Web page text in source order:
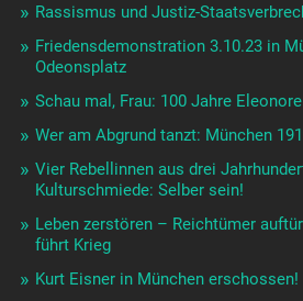
Rassismus und Justiz-
Friedensdemonstration 3.10.23 in
Odeonsplatz
Schau mal, Frau: 100 Jahre
Wer am Abgrund tanzt: München
Vier Rebellinnen aus drei
Kulturschmiede: Selber sein!
Leben zerstören – Reichtümer
führt Krieg
Kurt Eisner in München erschossen!